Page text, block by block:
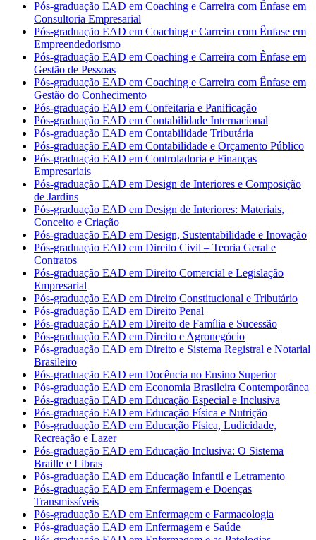
Pós-graduação EAD em Coaching e Carreira com Ênfase em
Consultoria Empresarial
Pós-graduação EAD em Coaching e Carreira com Ênfase em
Empreendedorismo
Pós-graduação EAD em Coaching e Carreira com Ênfase em
Gestão de Pessoas
Pós-graduação EAD em Coaching e Carreira com Ênfase em
Gestão do Conhecimento
Pós-graduação EAD em Confeitaria e Panificação
Pós-graduação EAD em Contabilidade Internacional
Pós-graduação EAD em Contabilidade Tributária
Pós-graduação EAD em Contabilidade e Orçamento Público
Pós-graduação EAD em Controladoria e Finanças
Empresariais
Pós-graduação EAD em Design de Interiores e Composição
de Jardins
Pós-graduação EAD em Design de Interiores: Materiais,
Conceito e Criação
Pós-graduação EAD em Design, Sustentabilidade e Inovação
Pós-graduação EAD em Direito Civil – Teoria Geral e
Contratos
Pós-graduação EAD em Direito Comercial e Legislação
Empresarial
Pós-graduação EAD em Direito Constitucional e Tributário
Pós-graduação EAD em Direito Penal
Pós-graduação EAD em Direito de Família e Sucessão
Pós-graduação EAD em Direito e Agronegócio
Pós-graduação EAD em Direito e Sistema Registral e Notarial
Brasileiro
Pós-graduação EAD em Docência no Ensino Superior
Pós-graduação EAD em Economia Brasileira Contemporânea
Pós-graduação EAD em Educação Especial e Inclusiva
Pós-graduação EAD em Educação Física e Nutrição
Pós-graduação EAD em Educação Física, Ludicidade,
Recreação e Lazer
Pós-graduação EAD em Educação Inclusiva: O Sistema
Braille e Libras
Pós-graduação EAD em Educação Infantil e Letramento
Pós-graduação EAD em Enfermagem e Doenças
Transmissíveis
Pós-graduação EAD em Enfermagem e Farmacologia
Pós-graduação EAD em Enfermagem e Saúde